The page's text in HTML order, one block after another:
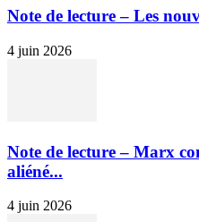
Note de lecture – Les
4 juin 2026
Note de lecture – Marx
aliéné...
4 juin 2026